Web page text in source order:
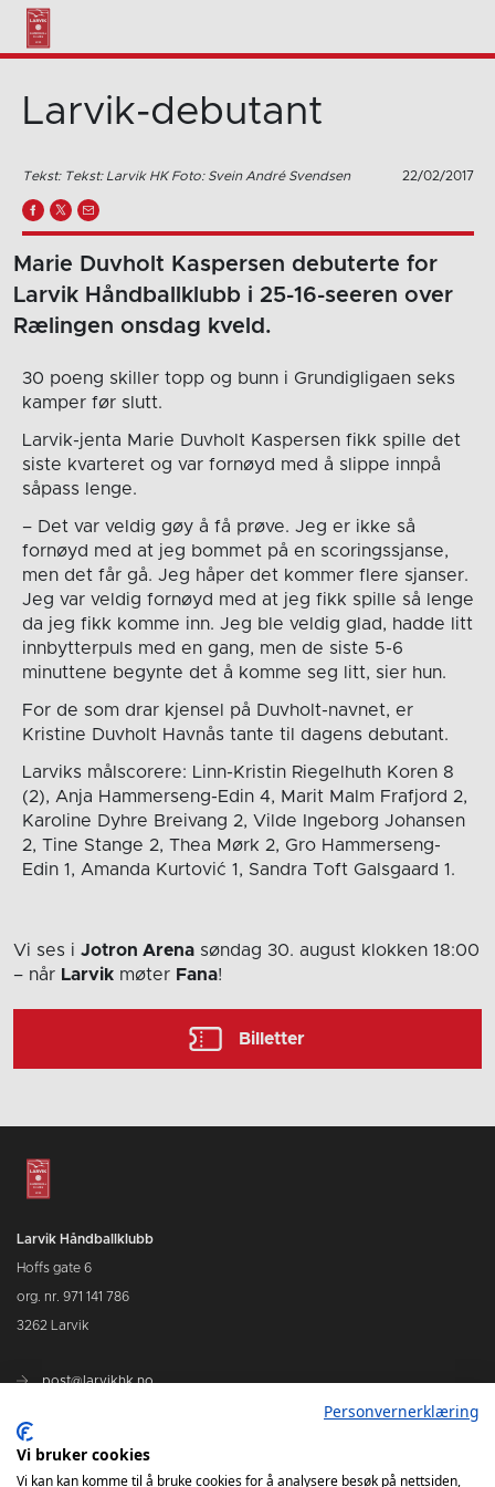
Larvik-debutant
Tekst: Tekst: Larvik HK Foto: Svein André Svendsen 22/02/2017
Marie Duvholt Kaspersen debuterte for
Larvik Håndballklubb i 25-16-seeren over
Rælingen onsdag kveld.
30 poeng skiller topp og bunn i Grundigligaen seks
kamper før slutt.
Larvik-jenta Marie Duvholt Kaspersen fikk spille det
siste kvarteret og var fornøyd med å slippe innpå
såpass lenge.
– Det var veldig gøy å få prøve. Jeg er ikke så
fornøyd med at jeg bommet på en scoringssjanse,
men det får gå. Jeg håper det kommer flere sjanser.
Jeg var veldig fornøyd med at jeg fikk spille så lenge
da jeg fikk komme inn. Jeg ble veldig glad, hadde litt
innbytterpuls med en gang, men de siste 5-6
minuttene begynte det å komme seg litt, sier hun.
For de som drar kjensel på Duvholt-navnet, er
Kristine Duvholt Havnås tante til dagens debutant.
Larviks målscorere: Linn-Kristin Riegelhuth Koren 8
(2), Anja Hammerseng-Edin 4, Marit Malm Frafjord 2,
Karoline Dyhre Breivang 2, Vilde Ingeborg Johansen
2, Tine Stange 2, Thea Mørk 2, Gro Hammerseng-
Edin 1, Amanda Kurtović 1, Sandra Toft Galsgaard 1.
Vi ses i Jotron Arena søndag 30. august klokken 18:00
– når Larvik møter Fana!
Billetter
Larvik Håndballklubb
Hoffs gate 6
org. nr. 971 141 786
3262 Larvik
post@larvikhk.no
Personvernerklæring
Vi bruker cookies
Vi kan kan komme til å bruke cookies for å analysere besøk på nettsiden,